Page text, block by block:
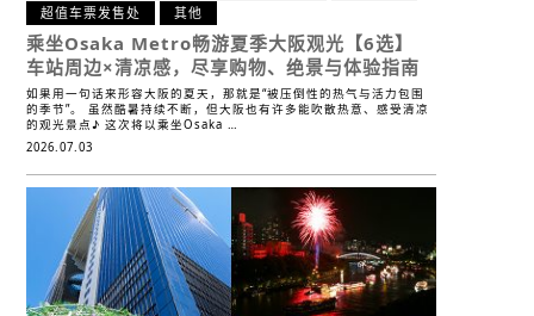
超值车票发售处
其他
乘坐Osaka Metro畅游夏季大阪观光【6选】
车站周边×清凉感，尽享购物、绝景与体验指南
如果用一句话来形容大阪的夏天，那就是“被压倒性的热气与活力包围
的季节”。 虽然酷暑持续不断，但大阪也有许多能吹散热意、感受清凉
的观光景点♪ 这次将以乘坐Osaka …
2026.07.03